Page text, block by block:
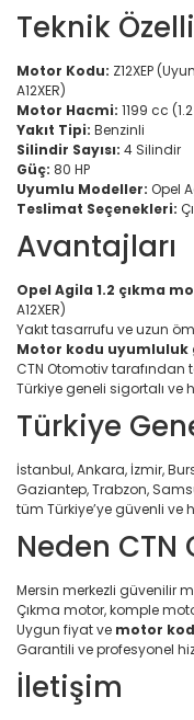
Teknik
Motor Kodu: Z12XEP
A12XER)
Motor Hacmi: 1199 cc
Yakıt Tipi: Benzinli
Silindir Sayısı: 4 Silindir
Güç: 80 HP
Uyumlu Modeller: Opel
Teslimat Seçenekleri:
Avantajları
Opel Agila 1.2 çıkma
A12XER)
Yakıt tasarrufu ve uzun
Motor kodu uyumluluk
CTN Otomotiv tarafından
Türkiye geneli sigortalı ve
Türkiye
İstanbul, Ankara, İzmir,
Gaziantep, Trabzon,
tüm Türkiye’ye güvenli ve
Neden
Mersin merkezli güvenilir
Çıkma motor, komple
Uygun fiyat ve motor
Garantili ve profesyonel
İletişim